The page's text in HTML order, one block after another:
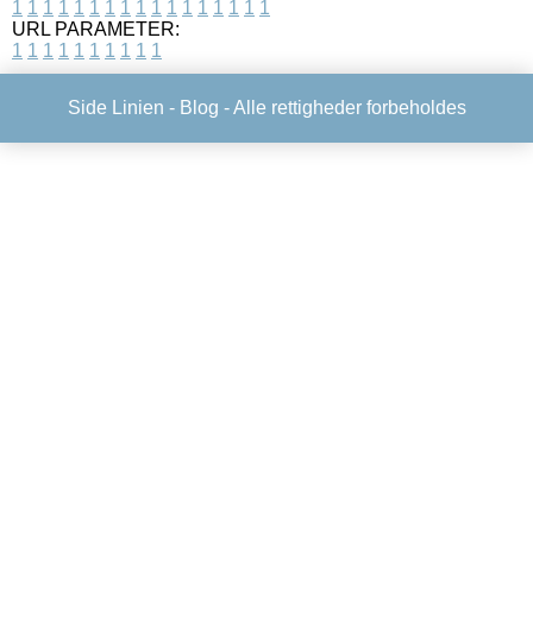
1 1 1 1 1 1 1 1 1 1 1 1 1 1 1 1 1
URL PARAMETER:
1 1 1 1 1 1 1 1 1 1
Side Linien - Blog - Alle rettigheder forbeholdes